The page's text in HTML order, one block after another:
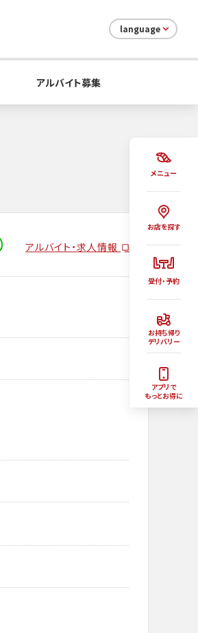
メニュー
お店を探す
受付・予約
お持ち帰り
デリバリー
アプリで
もっとお得に
language
アルバイト募集
アルバイト・求人情報